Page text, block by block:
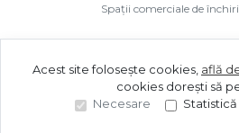
Spații comerciale de
©2026 Golden
Acest site folosește cookies, află
cookies dorești să
Necesare
Statistică